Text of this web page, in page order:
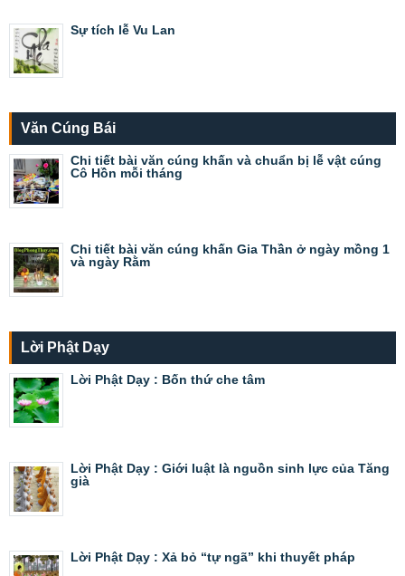
Sự tích lễ Vu Lan
Văn Cúng Bái
Chi tiết bài văn cúng khấn và chuẩn bị lễ vật cúng
Cô Hồn mỗi tháng
Chi tiết bài văn cúng khấn Gia Thần ở ngày mồng 1
và ngày Rằm
Lời Phật Dạy
Lời Phật Dạy : Bốn thứ che tâm
Lời Phật Dạy : Giới luật là nguồn sinh lực của Tăng
già
Lời Phật Dạy : Xả bỏ “tự ngã” khi thuyết pháp